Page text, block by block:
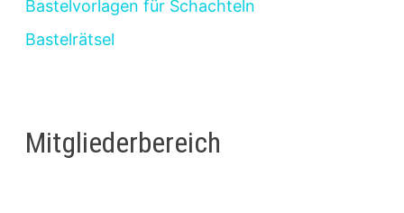
Bastelvorlagen für Schachteln
Bastelrätsel
Mitgliederbereich